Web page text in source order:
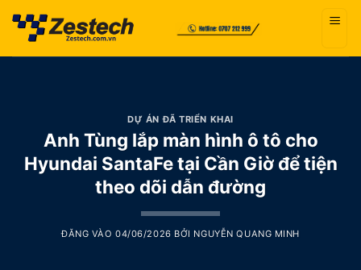
qua
DỰ ÁN ĐÃ TRIỂN KHAI
Anh Tùng lắp màn hình ô tô cho
Hyundai SantaFe tại Cần Giờ để tiện
theo dõi dẫn đường
ĐĂNG VÀO04/06/2026 BỞI NGUYỄN QUANG MINH